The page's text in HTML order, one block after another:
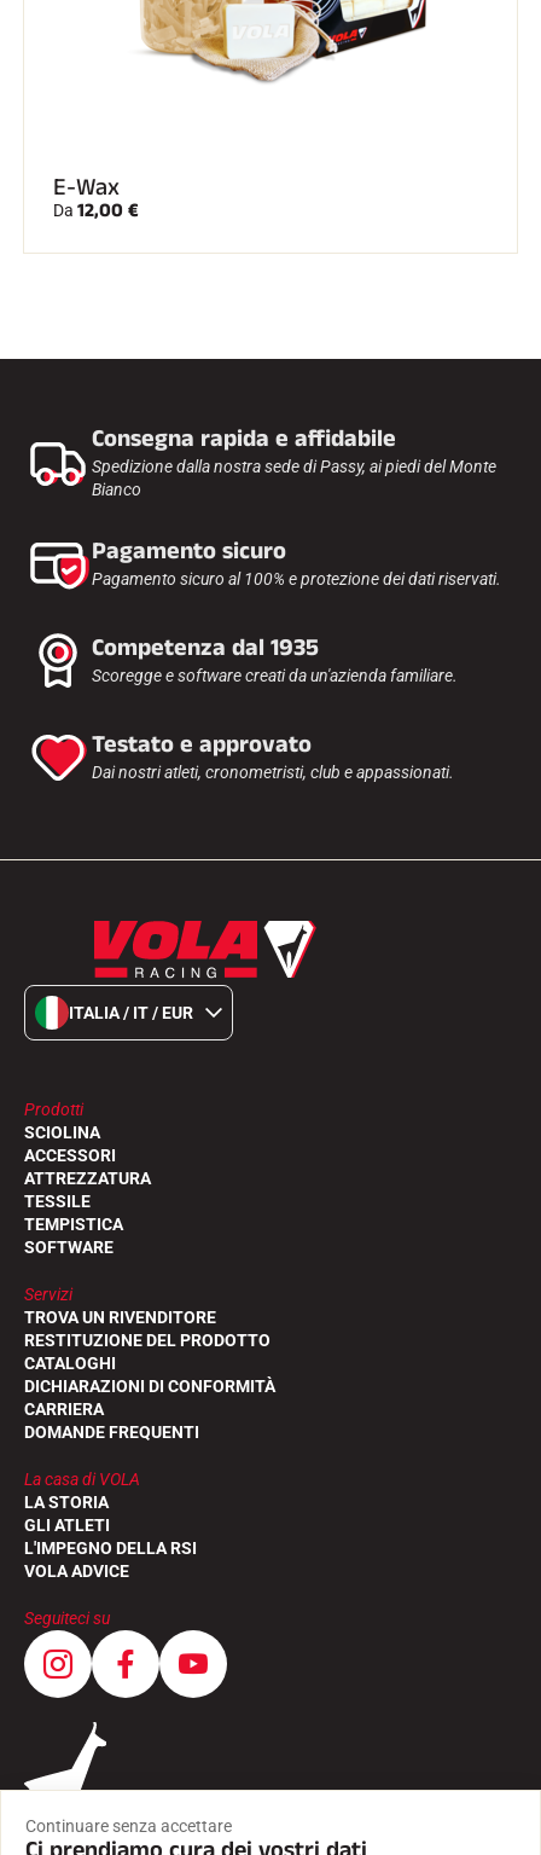
E-Wax
Da 12,00 €
Consegna rapida e affidabile
Spedizione dalla nostra sede di Passy, ai piedi del Monte
Bianco
Pagamento sicuro
Pagamento sicuro al 100% e protezione dei dati riservati.
Competenza dal 1935
Scoregge e software creati da un'azienda familiare.
Testato e approvato
Dai nostri atleti, cronometristi, club e appassionati.
ITALIA / IT / EUR
Prodotti
SCIOLINA
ACCESSORI
ATTREZZATURA
TESSILE
TEMPISTICA
SOFTWARE
Servizi
TROVA UN RIVENDITORE
RESTITUZIONE DEL PRODOTTO
CATALOGHI
DICHIARAZIONI DI CONFORMITÀ
CARRIERA
DOMANDE FREQUENTI
La casa di VOLA
LA STORIA
GLI ATLETI
L'IMPEGNO DELLA RSI
VOLA ADVICE
Seguiteci su
Continuare senza accettare